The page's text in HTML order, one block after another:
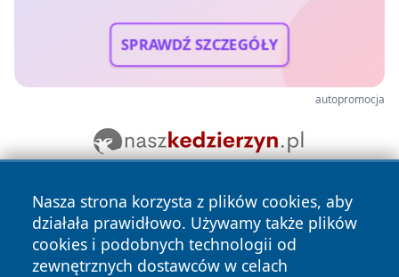
SPRAWDŹ SZCZEGÓŁY
autopromocja
Nasza strona korzysta z plików cookies, aby
działała prawidłowo. Używamy także plików
cookies i podobnych technologii od
zewnętrznych dostawców w celach